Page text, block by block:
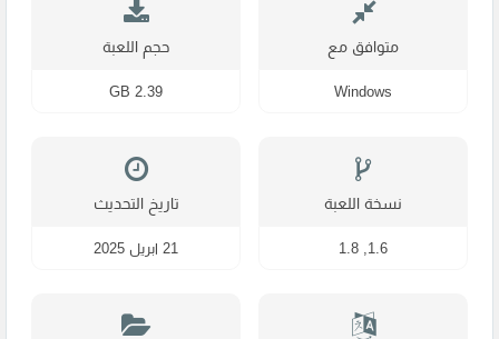
متوافق مع
Windows
حجم اللعبة
2.39 GB
نسخة اللعبة
1.6, 1.8
تاريخ التحديث
21 ابريل 2025